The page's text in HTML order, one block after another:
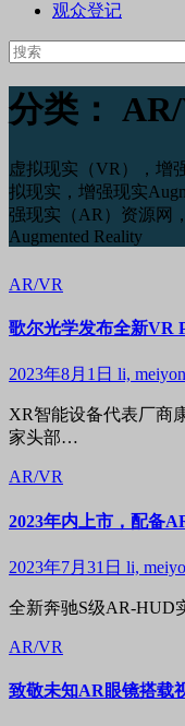
观众登记
分类：
虚拟现实（VR），增
拟现实，增强现实
强现实（AR）资源网
Augmented Reality
AR/VR
歌尔光学发布全新VR
2023年8月1日 li,
XR智能设备代表厂商
家头部…
AR/VR
2023年内上市，配备
2023年7月31日 li,
全新奔驰S级AR-HUD
AR/VR
致敬未知AR眼镜搭载